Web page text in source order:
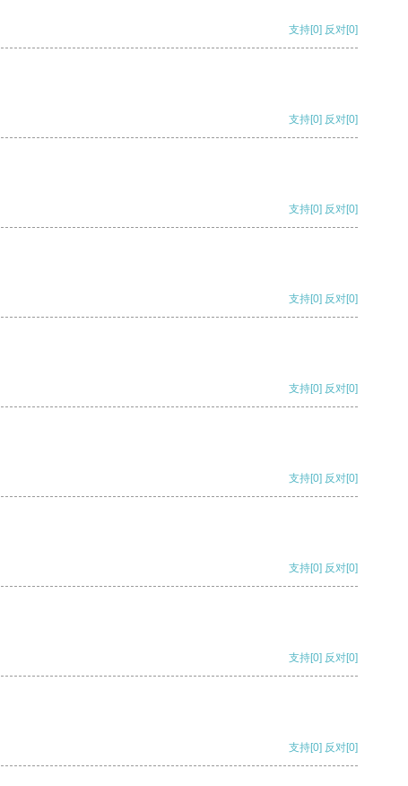
支持[0] 反对[0]
支持[0] 反对[0]
支持[0] 反对[0]
支持[0] 反对[0]
支持[0] 反对[0]
支持[0] 反对[0]
支持[0] 反对[0]
支持[0] 反对[0]
支持[0] 反对[0]